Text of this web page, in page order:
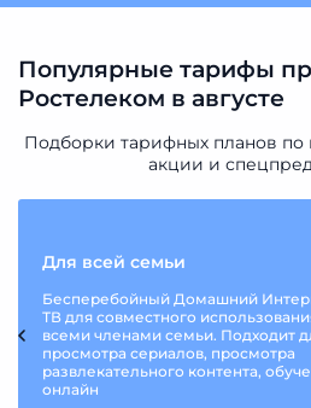
Популярные тарифы
Ростелеком в августе
Подборки тарифных планов по
акции и
Для всей семьи
Бесперебойный Домашний
ТВ для совместного
всеми членами семьи. Подходит
просмотра сериалов, просмотра
развлекательного контента,
онлайн